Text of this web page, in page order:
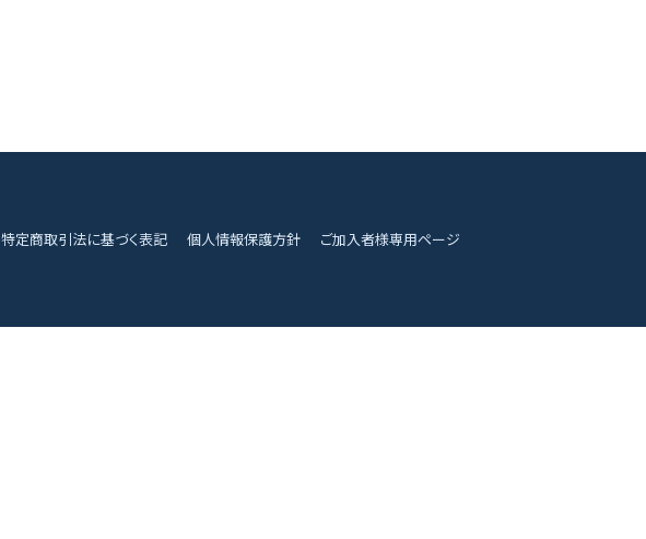
特定商取引法に基づく表記 個人情報保護方針 ご加入者様専用ページ